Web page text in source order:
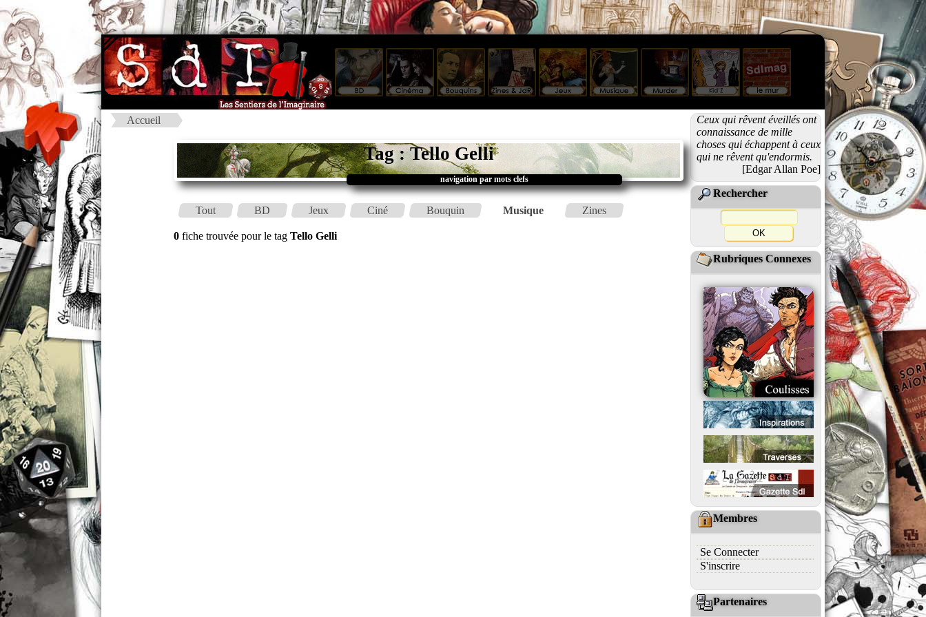
Accueil
Tag : Tello Gelli
navigation par mots clefs
Tout BD Jeux Ciné Bouquin Musique Zines
0 fiche trouvée pour le tag Tello Gelli
Ceux qui rêvent éveillés ont
connaissance de mille
choses qui échappent à ceux
qui ne rêvent qu'endormis.
[Edgar Allan Poe]
Rechercher
Rubriques Connexes
Membres
Se Connecter
S'inscrire
Partenaires